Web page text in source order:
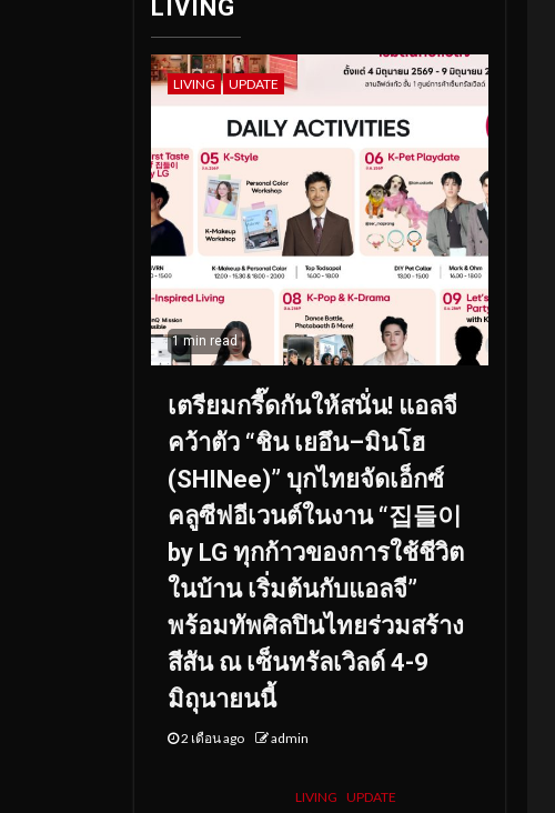
LIVING
LIVING UPDATE
1 min read
เตรียมกรี๊ดกันให้สนั่น! แอลจี
คว้าตัว “ชิน เยอึน–มินโฮ
(SHINee)” บุกไทยจัดเอ็กซ์
คลูซีฟอีเวนต์ในงาน “집들이
by LG ทุกก้าวของการใช้ชีวิต
ในบ้าน เริ่มต้นกับแอลจี”
พร้อมทัพศิลปินไทยร่วมสร้าง
สีสัน ณ เซ็นทรัลเวิลด์ 4-9
มิถุนายนนี้
2 เดือน ago admin
LIVING UPDATE